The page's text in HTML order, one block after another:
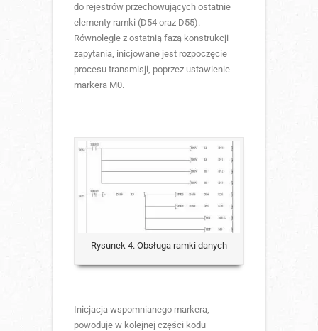
do rejestrów przechowujących ostatnie
elementy ramki (D54 oraz D55).
Równolegle z ostatnią fazą konstrukcji
zapytania, inicjowane jest rozpoczęcie
procesu transmisji, poprzez ustawienie
markera M0.
Rysunek 4. Obsługa ramki danych
Inicjacja wspomnianego markera,
powoduje w kolejnej części kodu